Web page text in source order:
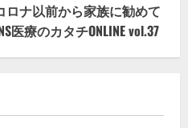
ロナ以前から家族に勧めて
医療のカタチONLINE vol.37